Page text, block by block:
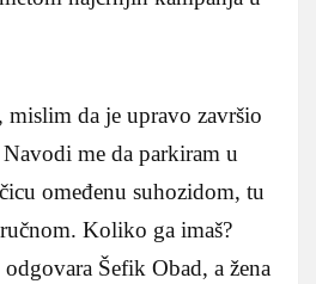
mislim da je upravo završio
me da parkiram u
omeđenu suhozidom, tu
Koliko ga imaš?
Šefik Obad, a žena